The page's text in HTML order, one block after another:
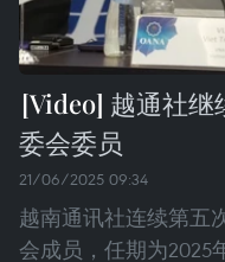
越通社继
委会委员
21/06/2025 09:34
越南通讯社连续第五
会成员，任期为2025